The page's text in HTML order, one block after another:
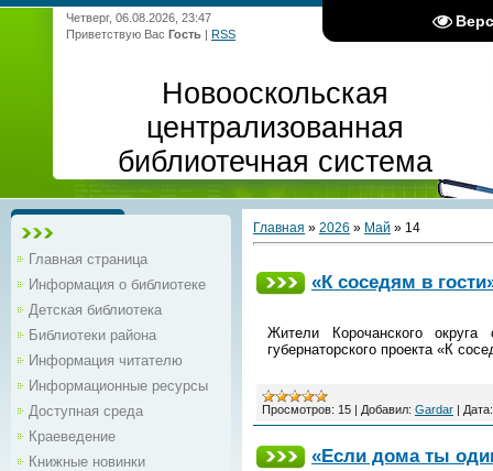
Четверг, 06.08.2026, 23:47
Приветствую Вас Гость | RSS
Новооскольская
централизованная
библиотечная система
Главная страница
Информация о библиотеке
Детская библиотека
Библиотеки района
Информация читателю
Информационные ресурсы
Доступная среда
Краеведение
Книжные новинки
Главная » 2026 » Май » 14
«К соседям в
Жители Корочанского
губернаторского проекта «К
Просмотров: 15 | Добавил: Gardar | Дата:
«Если дома ты